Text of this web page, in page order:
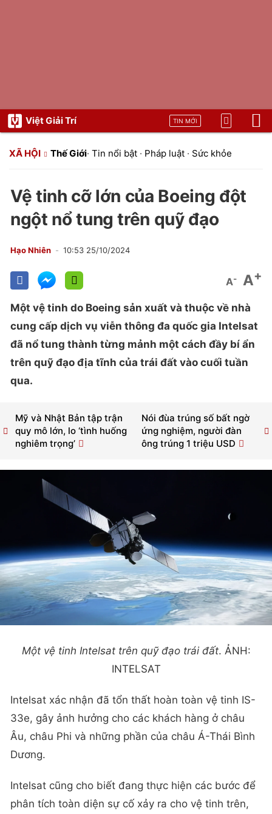
Việt Giải Trí TIN MỚI
XÃ HỘI Thế Giới· Tin nổi bật · Pháp luật · Sức khỏe
Vệ tinh cỡ lớn của Boeing đột
ngột nổ tung trên quỹ đạo
Hạo Nhiên 10:53 25/10/2024
A- A+
Một vệ tinh do Boeing sản xuất và thuộc về nhà
cung cấp dịch vụ viễn thông đa quốc gia Intelsat
đã nổ tung thành từng mảnh một cách đầy bí ẩn
trên quỹ đạo địa tĩnh của trái đất vào cuối tuần
qua.
Nói đùa trúng số bất ngờ
ứng nghiệm, người đàn
ông trúng 1 triệu USD
Mỹ và Nhật Bản tập trận
quy mô lớn, lo ‘tình huống
nghiêm trọng’
Một vệ tinh Intelsat trên quỹ đạo trái đất. ẢNH:
INTELSAT
Intelsat xác nhận đã tổn thất hoàn toàn vệ tinh IS-
33e, gây ảnh hưởng cho các khách hàng ở châu
Âu, châu Phi và những phần của châu Á-Thái Bình
Dương.
Intelsat cũng cho biết đang thực hiện các bước để
phân tích toàn diện sự cố xảy ra cho vệ tinh trên,